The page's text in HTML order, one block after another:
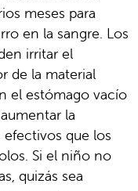
meses para
en la sangre. Los
irritar el
de la material
el estómago vacío
la
que los
Si el niño no
quizás sea